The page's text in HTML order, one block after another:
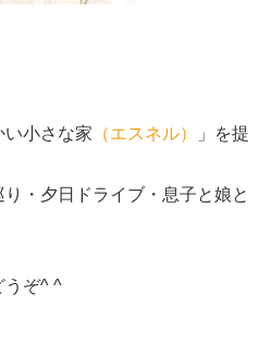
い小さな家 （エスネル）
」を提
・夕日ドライブ・息子と娘と
うぞ^ ^